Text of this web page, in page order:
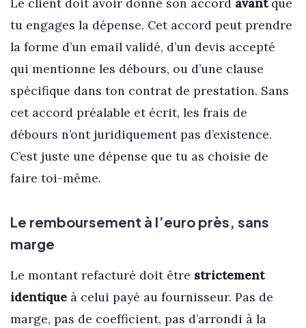
tu engages la dépense. Cet accord peut prendre
la forme d’un email validé, d’un devis accepté
qui mentionne les débours, ou d’une clause
spécifique dans ton contrat de prestation. Sans
cet accord préalable et écrit, les frais de
débours n’ont juridiquement pas d’existence.
C’est juste une dépense que tu as choisie de
faire toi-même.
Le remboursement à l’euro près, sans
marge
Le montant refacturé doit être strictement
identiqueà celui payé au fournisseur. Pas de
marge, pas de coefficient, pas d’arrondi à la